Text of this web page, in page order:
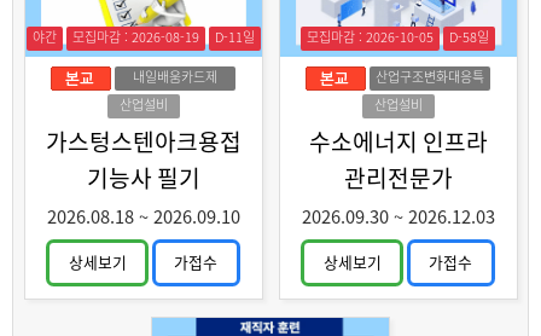
야간 모집마감 : 2026-08-19
D-11일
내일배움카드제
산업설비
가스텅스텐아크용접
기능사 필기
2026.08.18~2026.09.10
상세보기 가접수
모집마감 : 2026-10-05
D-58일
산업구조변화대응특
화훈련
산업설비
수소에너지 인프라
관리전문가
2026.09.30~2026.12.03
상세보기 가접수